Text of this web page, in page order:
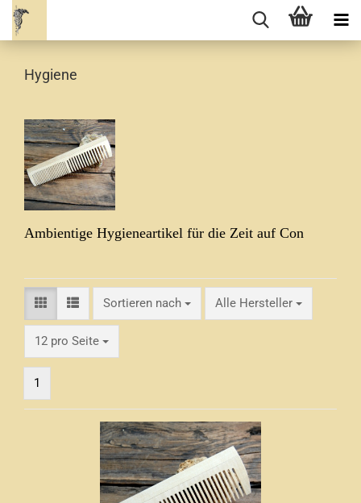
Hygiene
Ambientige Hygieneartikel für die Zeit auf Con
Sortieren nach
Sortieren nach Alle Hersteller
12 pro Seite
pro Seite
1